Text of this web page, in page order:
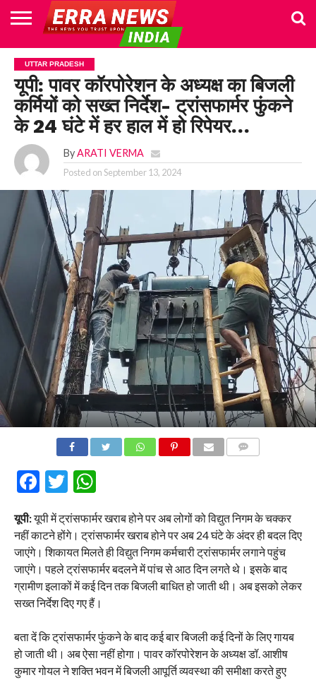
HOME
POLITICS
NEWS
BUSINESS
CULTURE
NATIONAL
SPORTS
LIFESTYLE
TRAVEL
OPINION
BREAKING
NEWS
ENTERTAINMENT
WORLD
CRIME
JOIN
US
UTTAR PRADESH
यूपी: पावर कॉरपोरेशन के अध्यक्ष का बिजली
कर्मियों को सख्त निर्देश- ट्रांसफार्मर फुंकने
के 24 घंटे में हर हाल में हो रिपेयर…
By ARATI VERMA
Posted onSeptember 13, 2024
Facebook
Twitter
WhatsApp
यूपी:यूपी में ट्रांसफार्मर खराब होने पर अब लोगों को विद्युत निगम के चक्कर
नहीं काटने होंगे। ट्रांसफार्मर खराब होने पर अब 24 घंटे के अंदर ही बदल दिए
जाएंगे। शिकायत मिलते ही विद्युत निगम कर्मचारी ट्रांसफार्मर लगाने पहुंच
जाएंगे। पहले ट्रांसफार्मर बदलने में पांच से आठ दिन लगते थे। इसके बाद
ग्रामीण इलाकों में कई दिन तक बिजली बाधित हो जाती थी। अब इसको लेकर
सख्त निर्देश दिए गए हैं।
बता दें कि ट्रांसफार्मर फुंकने के बाद कई बार बिजली कई दिनों के लिए गायब
हो जाती थी। अब ऐसा नहीं होगा। पावर कॉरपोरेशन के अध्यक्ष डॉ. आशीष
कुमार गोयल ने शक्ति भवन में बिजली आपूर्ति व्यवस्था की समीक्षा करते हुए